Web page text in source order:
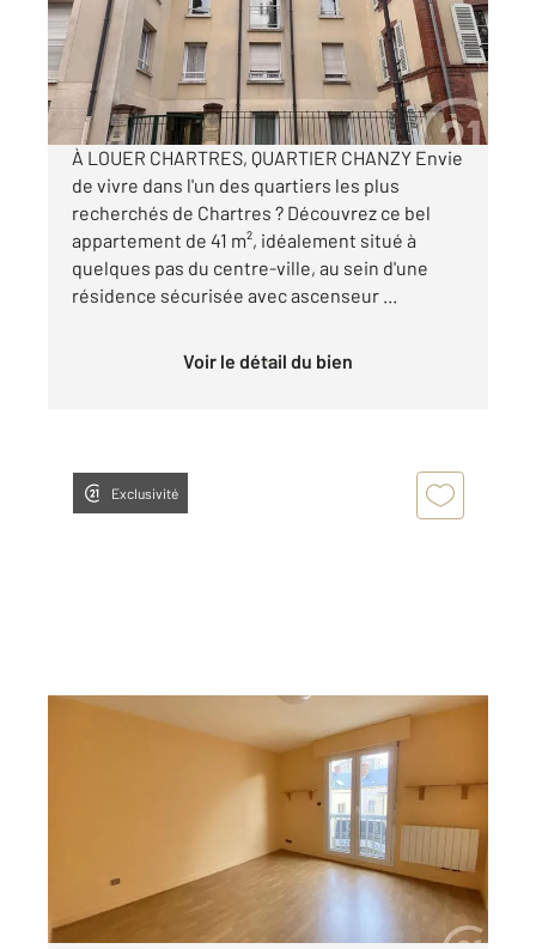
Appartement T2 à louer
710 €
par mois charges comprises
À LOUER CHARTRES, QUARTIER CHANZY Envie
de vivre dans l'un des quartiers les plus
recherchés de Chartres ? Découvrez ce bel
appartement de 41 m², idéalement situé à
quelques pas du centre-ville, au sein d'une
résidence sécurisée avec ascenseur ...
Voir le détail du bien
Exclusivité
CHARTRES 28
390 €
par mois charges comprises